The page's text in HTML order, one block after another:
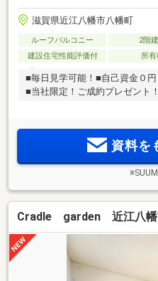
滋賀県近江八幡市八幡町
ルーフバルコニー 2階
建設住宅性能評価付
所有
■毎日見学可能！■自己資金０円
■当社限定！ご成約プレゼント！
資料を
Cradle garden 近江八